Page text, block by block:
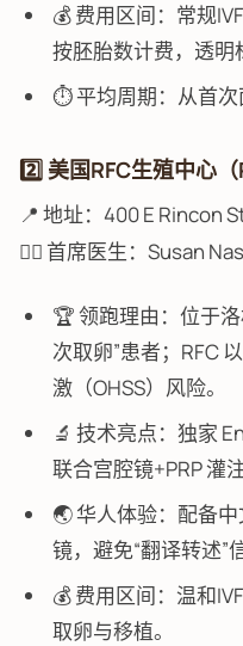
💰 费用区间：常规
按胚胎数计费，透明
⏱️ 平均周期：从首次
2️⃣ 美国RFC生殖中心
📍 地址：400 E Rincon
👩‍⚕️ 首席医生：Susan
🏆 领跑理由：位于
次取卵”患者；RFC
激（OHSS）风险。
🔬 技术亮点：独家
联合宫腔镜+PRP 灌
🌏 华人体验：配备
镜，避免“翻译转述”
💰 费用区间：温和
取卵与移植。